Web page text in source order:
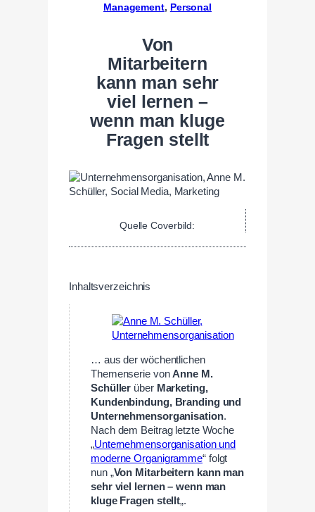
Management, Personal
Von
Mitarbeitern
kann man sehr
viel lernen –
wenn man kluge
Fragen stellt
Quelle Coverbild:
Inhaltsverzeichnis
… aus der wöchentlichen
Themenserie vonAnne M.
Schüller über Marketing,
Kundenbindung, Branding und
Unternehmensorganisation.
Nach dem Beitrag letzte Woche
„Unternehmensorganisation und
moderne Organigramme“ folgt
nun „Von Mitarbeitern kann man
sehr viel lernen – wenn man
kluge Fragen stellt„.